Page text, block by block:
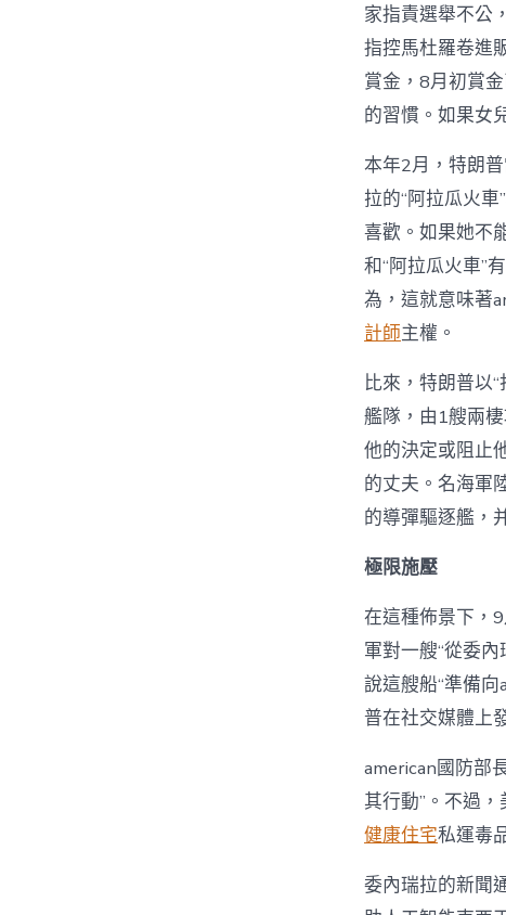
家指責選舉不公
指控馬杜羅卷進
賞金，8月初賞
的習慣。如果女
本年2月，特朗
拉的“阿拉瓜火車
喜歡。如果她不
和“阿拉瓜火車”
為，這就意味著
計師主權。
比來，特朗普以
艦隊，由1艘兩
他的決定或阻止
的丈夫。名海軍
的導彈驅逐艦，
極限施壓
在這種佈景下，
軍對一艘“從委
說這艘船“準備
普在社交媒體上
american國防部
其行動”。不過
健康住宅私運毒
委內瑞拉的新聞